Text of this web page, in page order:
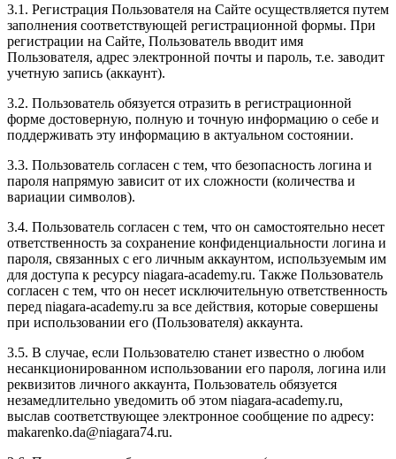
3.1. Регистрация Пользователя на Сайте осуществляется путем
заполнения соответствующей регистрационной формы. При
регистрации на Сайте, Пользователь вводит имя
Пользователя, адрес электронной почты и пароль, т.е. заводит
учетную запись (аккаунт).
3.2. Пользователь обязуется отразить в регистрационной
форме достоверную, полную и точную информацию о себе и
поддерживать эту информацию в актуальном состоянии.
3.3. Пользователь согласен с тем, что безопасность логина и
пароля напрямую зависит от их сложности (количества и
вариации символов).
3.4. Пользователь согласен с тем, что он самостоятельно несет
ответственность за сохранение конфиденциальности логина и
пароля, связанных с его личным аккаунтом, используемым им
для доступа к ресурсу niagara-academy.ru. Также Пользователь
согласен с тем, что он несет исключительную ответственность
перед niagara-academy.ru за все действия, которые совершены
при использовании его (Пользователя) аккаунта.
3.5. В случае, если Пользователю станет известно о любом
несанкционированном использовании его пароля, логина или
реквизитов личного аккаунта, Пользователь обязуется
незамедлительно уведомить об этом niagara-academy.ru,
выслав соответствующее электронное сообщение по адресу:
makarenko.da@niagara74.ru.